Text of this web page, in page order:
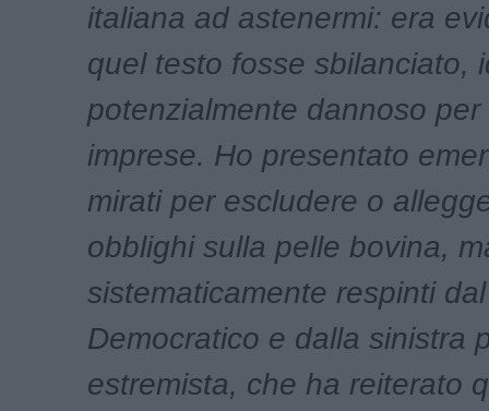
italiana ad astenermi: era
quel testo fosse sbilanciato,
potenzialmente dannoso
imprese. Ho presentato
mirati per escludere o
obblighi sulla pelle bovina,
sistematicamente respinti
Democratico e dalla sinistra
estremista, che ha reiterato